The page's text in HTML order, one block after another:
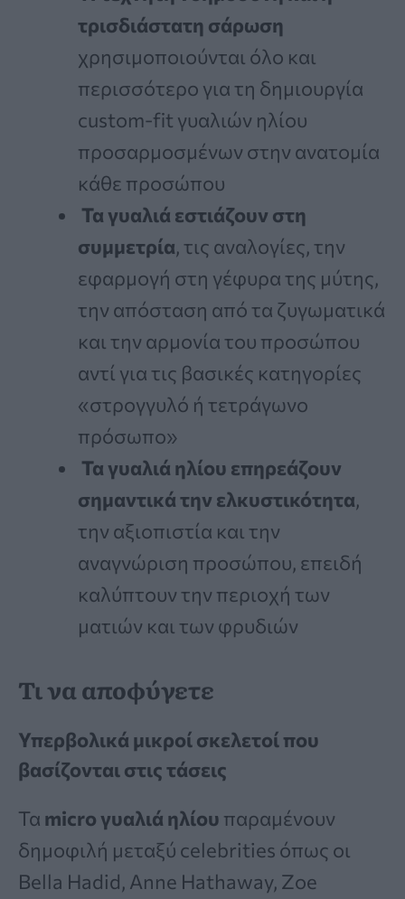
τρισδιάστατη σάρωση
χρησιμοποιούνται όλο και
περισσότερο για τη δημιουργία
custom-fit γυαλιών ηλίου
προσαρμοσμένων στην ανατομία
κάθε προσώπου
Τα γυαλιά εστιάζουν στη
συμμετρία, τις αναλογίες, την
εφαρμογή στη γέφυρα της μύτης,
την απόσταση από τα ζυγωματικά
και την αρμονία του προσώπου
αντί για τις βασικές κατηγορίες
«στρογγυλό ή τετράγωνο
πρόσωπο»
Τα γυαλιά ηλίου επηρεάζουν
σημαντικά την ελκυστικότητα,
την αξιοπιστία και την
αναγνώριση προσώπου, επειδή
καλύπτουν την περιοχή των
ματιών και των φρυδιών
Τι να αποφύγετε
Υπερβολικά μικροί σκελετοί που
βασίζονται στις τάσεις
Τα micro γυαλιά ηλίου παραμένουν
δημοφιλή μεταξύ celebrities όπως οι
Bella Hadid, Anne Hathaway, Zoe